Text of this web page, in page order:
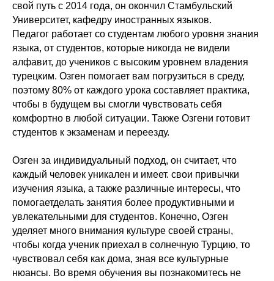
свой путь с 2014 года, он окончил Стамбульский
Университет, кафедру иностранных языков.
Педагог работает со студентам любого уровня знания
языка, от студентов, которые никогда не видели
алфавит, до учеников с высоким уровнем владения
турецким. Озген помогает вам погрузиться в среду,
поэтому 80% от каждого урока составляет практика,
чтобы в будущем вы смогли чувствовать себя
комфортно в любой ситуации. Также Озгени готовит
студентов к экзаменам и переезду.
Озген за индивидуальный подход, он считает, что
каждый человек уникален и имеет. свои привычки
изучения языка, а также различные интересы, что
помогаетделать занятия более продуктивными и
увлекательными для студентов. Конечно, Озген
уделяет много внимания культуре своей страны,
чтобы когда ученик приехал в солнечную Турцию, то
чувствовал себя как дома, зная все культурные
нюансы. Во время обучения вы познакомитесь не